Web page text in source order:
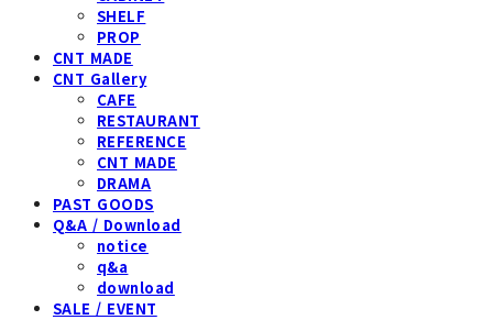
SHELF
PROP
CNT MADE
CNT Gallery
CAFE
RESTAURANT
REFERENCE
CNT MADE
DRAMA
PAST GOODS
Q&A / Download
notice
q&a
download
SALE / EVENT